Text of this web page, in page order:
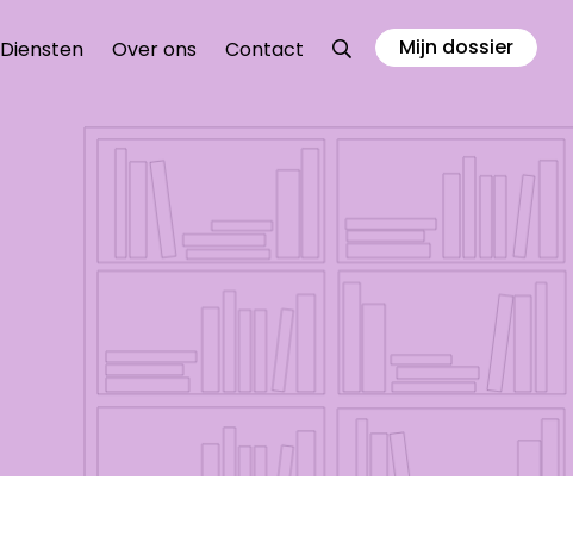
Diensten Over ons Contact ZoekenMijn dossier